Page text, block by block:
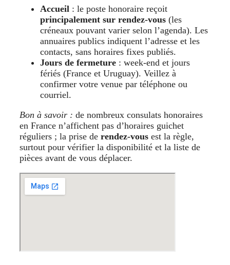
Accueil : le poste honoraire reçoit
principalement sur rendez-vous (les
créneaux pouvant varier selon l’agenda). Les
annuaires publics indiquent l’adresse et les
contacts, sans horaires fixes publiés.
Jours de fermeture : week-end et jours
fériés (France et Uruguay). Veillez à
confirmer votre venue par téléphone ou
courriel.
Bon à savoir : de nombreux consulats honoraires
en France n’affichent pas d’horaires guichet
réguliers ; la prise de rendez-vous est la règle,
surtout pour vérifier la disponibilité et la liste de
pièces avant de vous déplacer.